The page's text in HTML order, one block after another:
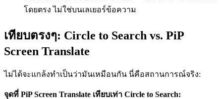
โดยตรง ไม่ใช่บนเลเยอร์ข้อความ
เทียบตรงๆ: Circle to Search vs. PiP
Screen Translate
ไม่ได้จะแกล้งทำเป็นว่ามันเหมือนกัน นี่คือสถานการณ์จริง:
จุดที่ PiP Screen Translate เทียบเท่า Circle to Search: